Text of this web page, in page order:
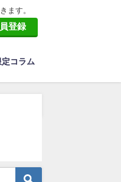
ます。
登録
コラム